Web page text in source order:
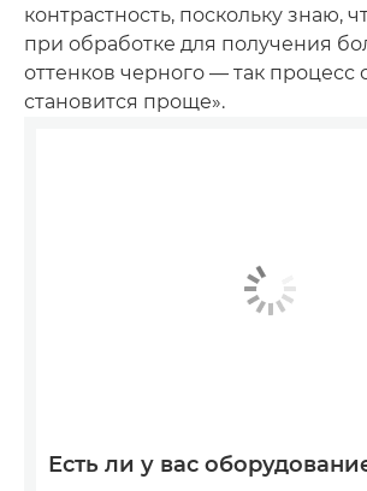
контрастность, поскольку знаю,
при обработке для получения
оттенков черного — так процесс
становится проще».
Есть ли у вас